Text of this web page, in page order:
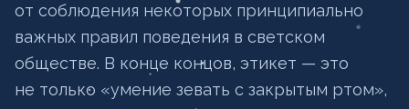
от соблюдения некоторых принципиально
важных правил поведения в светском
обществе. В конце концов, этикет — это
не только «умение зевать с закрытым ртом»,